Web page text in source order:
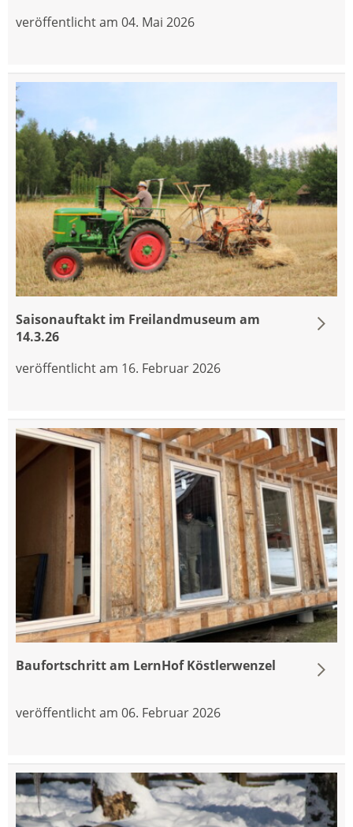
veröffentlicht am 04. Mai 2026
Saisonauftakt im Freilandmuseum am
14.3.26
veröffentlicht am 16. Februar 2026
Baufortschritt am LernHof Köstlerwenzel
veröffentlicht am 06. Februar 2026